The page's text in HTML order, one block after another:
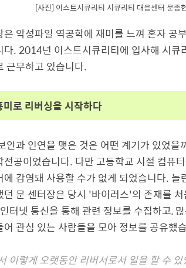
[사진] 이스트시큐리티 시큐리티 대응센터 문종
악성파일 역공학에 재미를 느껴 혼자 공
다. 2014년 이스트시큐리티에 입사해 시큐
근무하고 있습니다.
미로 리버싱을 시작하다
안과 인연을 맺은 것은 어떤 계기가 있었
전공이었습니다. 다만 고등학교 시절 컴퓨
에 감염돼 사용할 수가 없게 되었습니다.
던 문 센터장은 당시 '바이러스'의 존재를
터넷 통신을 통해 관련 정보를 수집하고,
어 관심 있는 사람들을 모아 정보를 공유했
이렇게 오랫동안 리버서로서 일을 할 수